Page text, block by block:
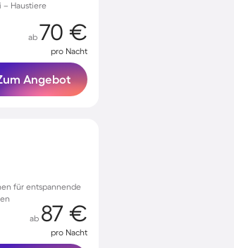
– Haustiere
ab 70 €
pro Nacht
Angebot
für entspannende
ab 87 €
pro Nacht